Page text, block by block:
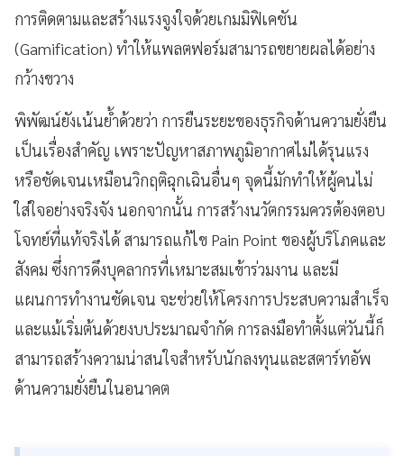
การติดตามและสร้างแรงจูงใจด้วยเกมมิฟิเคชัน
(Gamification) ทำให้แพลตฟอร์มสามารถขยายผลได้อย่าง
กว้างขวาง
พิพัฒน์ยังเน้นย้ำด้วยว่า การยืนระยะของธุรกิจด้านความยั่งยืน
เป็นเรื่องสำคัญ เพราะปัญหาสภาพภูมิอากาศไม่ได้รุนแรง
หรือชัดเจนเหมือนวิกฤติฉุกเฉินอื่นๆ จุดนี้มักทำให้ผู้คนไม่
ใส่ใจอย่างจริงจัง นอกจากนั้น การสร้างนวัตกรรมควรต้องตอบ
โจทย์ที่แท้จริงได้ สามารถแก้ไข Pain Point ของผู้บริโภคและ
สังคม ซึ่งการดึงบุคลากรที่เหมาะสมเข้าร่วมงาน และมี
แผนการทำงานชัดเจน จะช่วยให้โครงการประสบความสำเร็จ
และแม้เริ่มต้นด้วยงบประมาณจำกัด การลงมือทำตั้งแต่วันนี้ก็
สามารถสร้างความน่าสนใจสำหรับนักลงทุนและสตาร์ทอัพ
ด้านความยั่งยืนในอนาคต